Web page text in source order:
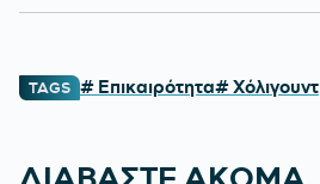
TAGS # Επικαιρότητα# Χόλιγουντ